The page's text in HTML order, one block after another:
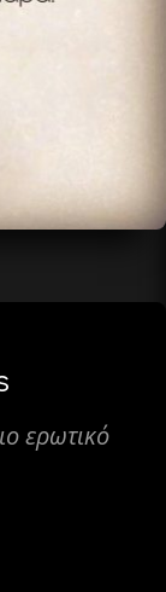
ερωτικό